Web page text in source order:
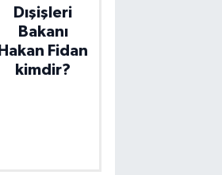
Dışişleri
Bakanı
Hakan Fidan
kimdir?